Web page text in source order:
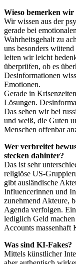
Wieso bemerken wir
Wir wissen aus der
gerade bei
Wahrheitsgehalt zu
uns besonders
leiten wir leicht
überprüfen, ob es
Desinformationen
Emotionen.
Gerade in
Lösungen.
Das sehen wir bei
und weiß, die Guten
Menschen offenbar
Wer verbreitet
stecken dahinter?
Das ist sehr
religiöse US-
gibt ausländische
Influencerinnen und
zunehmend Akteure,
Agenda verfolgen.
lediglich Geld
Accounts massenhaft
Was sind KI-Fakes?
Mittels künstlicher